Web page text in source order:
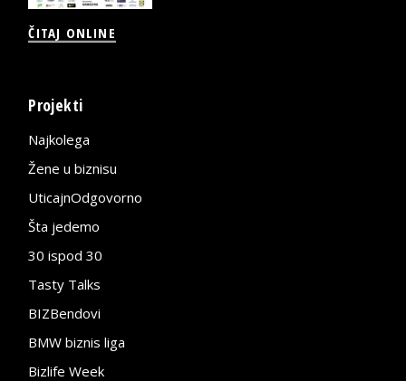
ČITAJ ONLINE
Projekti
Najkolega
Žene u biznisu
UticajnOdgovorno
Šta jedemo
30 ispod 30
Tasty Talks
BIZBendovi
BMW biznis liga
Bizlife Week